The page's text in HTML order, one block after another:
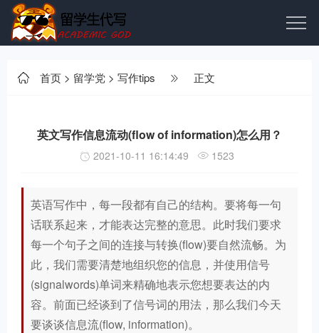
首页 > 留学党 > 写作tips 正文
英文写作信息流动(flow of information)怎么用？
2021-10-11 16:14:49 1523
英语写作中，每一段都有自己的结构。要将每一句
话联系起来，才能表达完整的意思。此时我们要求
每一个句子之间的连接与转换(flow)要自然流畅。为
此，我们需要清楚地组织您的信息，并使用信号
(signalwords)单词来精确地表示您想要表达的内
容。前面已经谈到了信号词的用法，那么我们今天
要谈谈信息流(flow, information)。